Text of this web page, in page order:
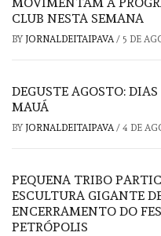
MOVIMENTAM A
CLUB NESTA SEMANA
BY JORNALDEITAIPAVA/ 5 DE
DEGUSTE AGOSTO:
MAUÁ
BY JORNALDEITAIPAVA/ 4 DE
PEQUENA TRIBO
ESCULTURA GIGANTE
ENCERRAMENTO DO
PETRÓPOLIS